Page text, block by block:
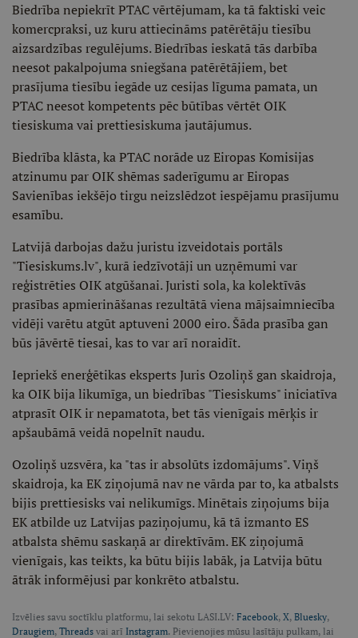
Biedrība nepiekrīt PTAC vērtējumam, ka tā faktiski veic
komercpraksi, uz kuru attiecināms patērētāju tiesību
aizsardzības regulējums. Biedrības ieskatā tās darbība
neesot pakalpojuma sniegšana patērētājiem, bet
prasījuma tiesību iegāde uz cesijas līguma pamata, un
PTAC neesot kompetents pēc būtības vērtēt OIK
tiesiskuma vai prettiesiskuma jautājumus.
Biedrība klāsta, ka PTAC norāde uz Eiropas Komisijas
atzinumu par OIK shēmas saderīgumu ar Eiropas
Savienības iekšējo tirgu neizslēdzot iespējamu prasījumu
esamību.
Latvijā darbojas dažu juristu izveidotais portāls
"Tiesiskums.lv", kurā iedzīvotāji un uzņēmumi var
reģistrēties OIK atgūšanai. Juristi sola, ka kolektīvās
prasības apmierināšanas rezultātā viena mājsaimniecība
vidēji varētu atgūt aptuveni 2000 eiro. Šāda prasība gan
būs jāvērtē tiesai, kas to var arī noraidīt.
Iepriekš enerģētikas eksperts Juris Ozoliņš gan skaidroja,
ka OIK bija likumīga, un biedrības "Tiesiskums" iniciatīva
atprasīt OIK ir nepamatota, bet tās vienīgais mērķis ir
apšaubāmā veidā nopelnīt naudu.
Ozoliņš uzsvēra, ka "tas ir absolūts izdomājums". Viņš
skaidroja, ka EK ziņojumā nav ne vārda par to, ka atbalsts
bijis prettiesisks vai nelikumīgs. Minētais ziņojums bija
EK atbilde uz Latvijas paziņojumu, kā tā izmanto ES
atbalsta shēmu saskaņā ar direktīvām. EK ziņojumā
vienīgais, kas teikts, ka būtu bijis labāk, ja Latvija būtu
ātrāk informējusi par konkrēto atbalstu.
Izvēlies savu soctīklu platformu, lai sekotu LASI.LV: Facebook, X, Bluesky,
Draugiem, Threads vai arī Instagram. Pievienojies mūsu lasītāju pulkam, lai